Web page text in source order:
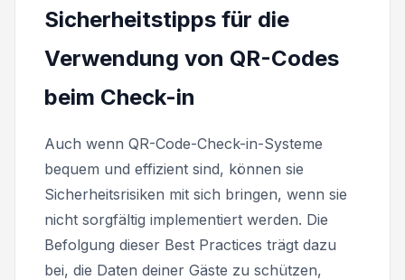
Sicherheitstipps für die
Verwendung von QR-Codes
beim Check-in
Auch wenn QR-Code-Check-in-Systeme
bequem und effizient sind, können sie
Sicherheitsrisiken mit sich bringen, wenn sie
nicht sorgfältig implementiert werden. Die
Befolgung dieser Best Practices trägt dazu
bei, die Daten deiner Gäste zu schützen,